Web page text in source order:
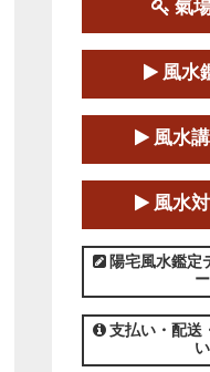
2025-06-07
この講座の募集
第１８期立
学講座』
2025-06-21～
この講座の募集
第１８期立
柱立命学（四
2025-01-11～
氣
風水
風水
風水
陽宅風水鑑定
支払い・配送